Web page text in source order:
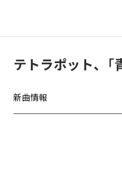
テトラポット、「
新曲情報